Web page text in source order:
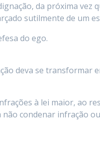
da próxima vez
sutilmente de um
do ego.
deva se transformar
à lei maior, ao
não condenar infração